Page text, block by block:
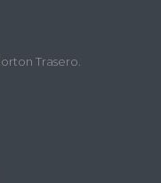
Trasero.